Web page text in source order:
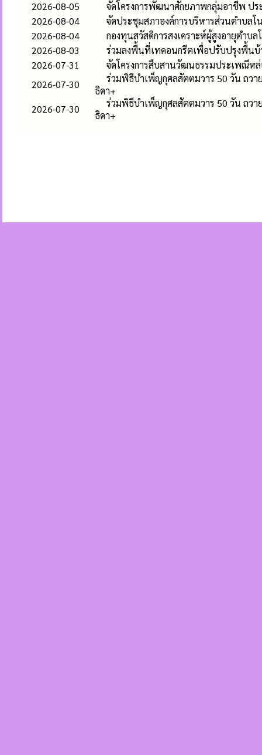
2026-08-05
จัดโครงการพัฒนาศักยภาพกลุ่มอาชีพ ป
2026-08-04
จัดประชุมสภาองค์การบริหารส่วนตำบล
2026-08-04
กองทุนสวัสดิการสงเคราะห์ผู้สูงอายุตำบ
2026-08-03
ร่วมลงพื้นที่เทคอนกรีตเพื่อปรับปรุงพื้น
2026-07-31
จัดโครงการสืบสานวัฒนธรรมประเพณีห
2026-07-30
ร่วมพิธีบำเพ็ญกุศลสัตตมวาร 50 วัน ถวา
ธิดา+
2026-07-30
ร่วมพิธีบำเพ็ญกุศลสัตตมวาร 50 วัน ถวา
ธิดา+